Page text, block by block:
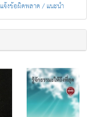
แจ้งข้อผิดพลาด / แนะนำ